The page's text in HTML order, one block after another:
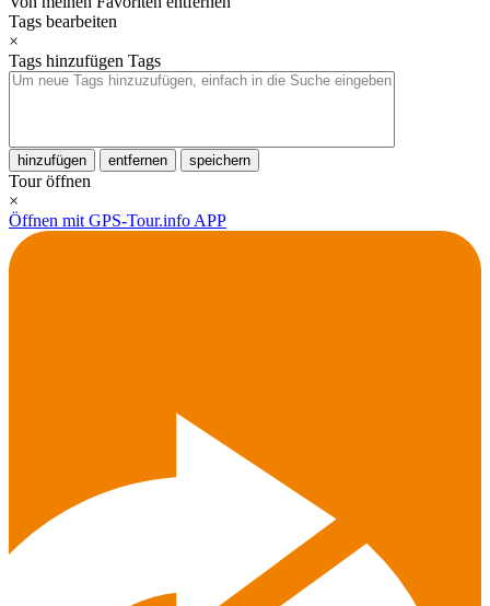
Tags bearbeiten
×
Tags hinzufügen Tags
hinzufügen entfernen speichern
Tour öffnen
×
Öffnen mit GPS-Tour.info APP